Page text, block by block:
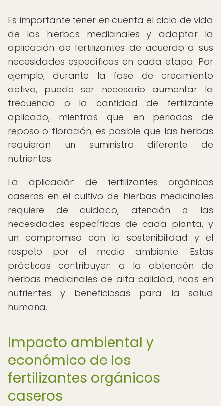
Es importante tener en cuenta el ciclo de vida
de las hierbas medicinales y adaptar la
aplicación de fertilizantes de acuerdo a sus
necesidades específicas en cada etapa. Por
ejemplo, durante la fase de crecimiento
activo, puede ser necesario aumentar la
frecuencia o la cantidad de fertilizante
aplicado, mientras que en periodos de
reposo o floración, es posible que las hierbas
requieran un suministro diferente de
nutrientes.
La aplicación de fertilizantes orgánicos
caseros en el cultivo de hierbas medicinales
requiere de cuidado, atención a las
necesidades específicas de cada planta, y
un compromiso con la sostenibilidad y el
respeto por el medio ambiente. Estas
prácticas contribuyen a la obtención de
hierbas medicinales de alta calidad, ricas en
nutrientes y beneficiosas para la salud
humana.
Impacto ambiental y
económico de los
fertilizantes orgánicos
caseros